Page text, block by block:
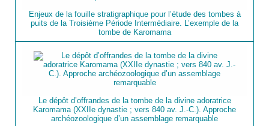
Enjeux de la fouille stratigraphique pour l’étude des tombes à
puits de la Troisième Période Intermédiaire. L’exemple de la
tombe de Karomama
Le dépôt d’offrandes de la tombe de la divine adoratrice
Karomama (XXIIe dynastie ; vers 840 av. J.-C.). Approche
archéozoologique d’un assemblage remarquable